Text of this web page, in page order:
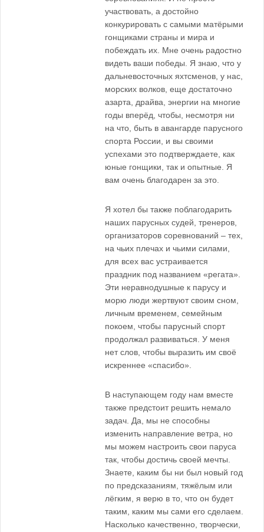
участвовать, а достойно
конкурировать с самыми матёрыми
гонщиками страны и мира и
побеждать их. Мне очень радостно
видеть ваши победы. Я знаю, что у
дальневосточных яхтсменов, у нас,
морских волков, еще достаточно
азарта, драйва, энергии на многие
годы вперёд, чтобы, несмотря ни
на что, быть в авангарде парусного
спорта России, и вы своими
успехами это подтверждаете, как
юные гонщики, так и опытные. Я
вам очень благодарен за это.
Я хотел бы также поблагодарить
наших парусных судей, тренеров,
организаторов соревнований – тех,
на чьих плечах и чьими силами,
для всех вас устраивается
праздник под названием «регата».
Эти неравнодушные к парусу и
морю люди жертвуют своим сном,
личным временем, семейным
покоем, чтобы парусный спорт
продолжал развиваться. У меня
нет слов, чтобы выразить им своё
искреннее «спасибо».
В наступающем году нам вместе
также предстоит решить немало
задач. Да, мы не способны
изменить направление ветра, но
мы можем настроить свои паруса
так, чтобы достичь своей мечты.
Знаете, каким бы ни был новый год
по предсказаниям, тяжёлым или
лёгким, я верю в то, что он будет
таким, каким мы сами его сделаем.
Насколько качественно, творчески,